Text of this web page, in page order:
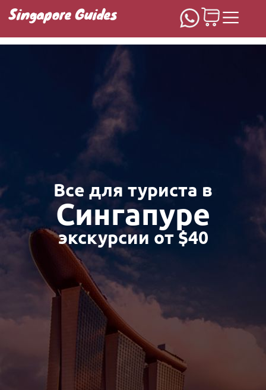
Singapore Guides
Домашняя
Все для туриста в
Сингапуре
экскурсии от $40